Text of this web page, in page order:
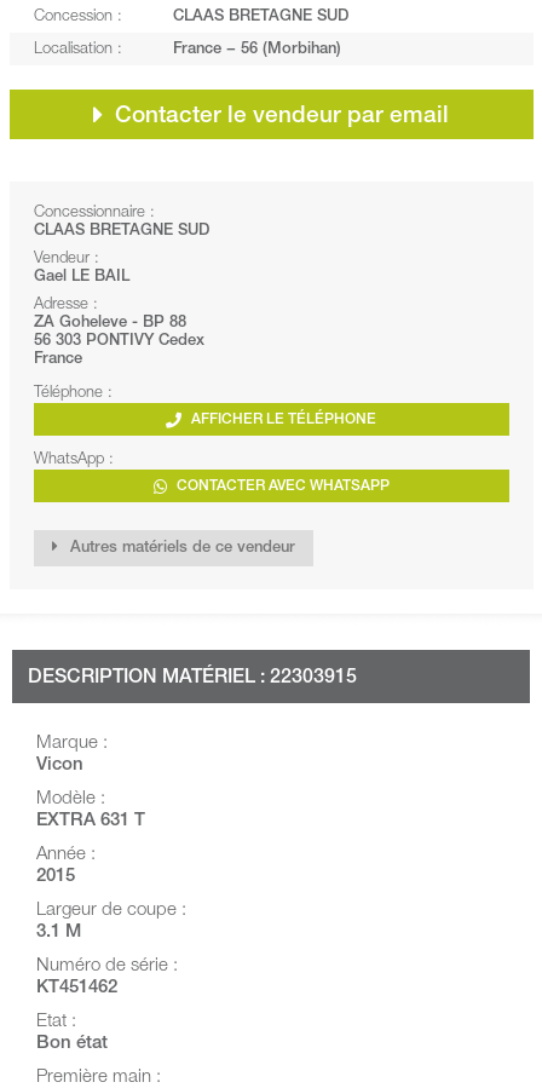
Concession : CLAAS BRETAGNE SUD
Localisation : France − 56 (Morbihan)
Contacter le vendeur par email
Concessionnaire :
CLAAS BRETAGNE SUD
Vendeur :
Gael LE BAIL
Adresse :
ZA Goheleve - BP 88
56 303 PONTIVY Cedex
France
Téléphone :
AFFICHER LE TÉLÉPHONE
WhatsApp :
CONTACTER AVEC WHATSAPP
Autres matériels de ce vendeur
DESCRIPTION MATÉRIEL : 22303915
Marque :
Vicon
Modèle :
EXTRA 631 T
Année :
2015
Largeur de coupe :
3.1 M
Numéro de série :
KT451462
Etat :
Bon état
Première main :